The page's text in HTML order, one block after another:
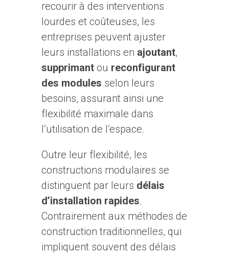
recourir à des interventions
lourdes et coûteuses, les
entreprises peuvent ajuster
leurs installations en ajoutant,
supprimantou reconfigurant
des modules selon leurs
besoins, assurant ainsi une
flexibilité maximale dans
l’utilisation de l’espace.
Outre leur flexibilité, les
constructions modulaires se
distinguent par leurs délais
d’installation rapides.
Contrairement aux méthodes de
construction traditionnelles, qui
impliquent souvent des délais